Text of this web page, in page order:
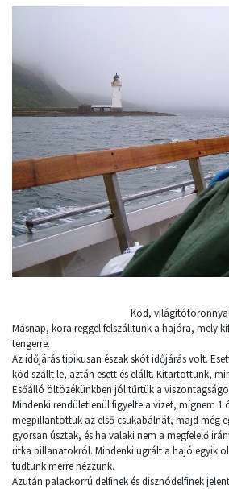
Köd,
Másnap, kora reggel felszálltunk a hajóra, mely
tengerre.
Az időjárás tipikusan észak skót időjárás volt.
köd szállt le, aztán esett és elállt. Kitartottunk,
Esőálló öltözékünkben jól tűrtük a
Mindenki rendületlenül figyelte a vizet, mígnem 1
megpillantottuk az első csukabálnát, majd még
gyorsan úsztak, és ha valaki nem a megfelelő
ritka pillanatokról. Mindenki ugrált a hajó egyik
tudtunk merre nézzünk.
Azután palackorrú delfinek és disznódelfinek